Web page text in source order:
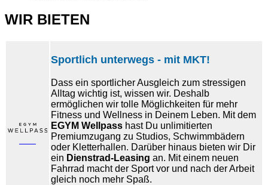
WIR BIETEN
Sportlich unterwegs - mit MKT!
Dass ein sportlicher Ausgleich zum stressigen
Alltag wichtig ist, wissen wir. Deshalb
ermöglichen wir tolle Möglichkeiten für mehr
Fitness und Wellness in Deinem Leben. Mit dem
EGYM Wellpass hast Du unlimitierten
Premiumzugang zu Studios, Schwimmbädern
oder Kletterhallen. Darüber hinaus bieten wir Dir
ein Dienstrad-Leasing an. Mit einem neuen
Fahrrad macht der Sport vor und nach der Arbeit
gleich noch mehr Spaß.